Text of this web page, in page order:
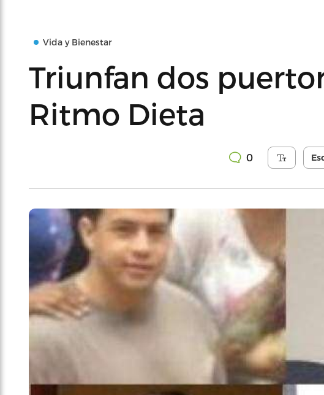
Vida y Bienestar
Triunfan dos
Ritmo Dieta
0